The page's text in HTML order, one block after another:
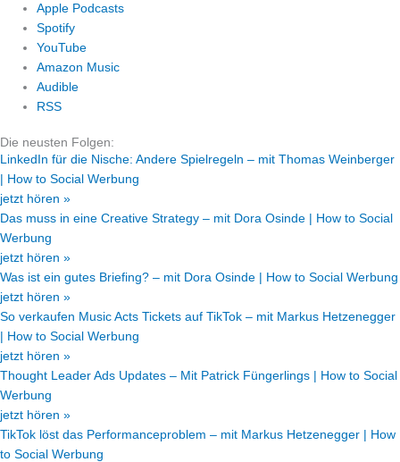
Apple Podcasts
Spotify
YouTube
Amazon Music
Audible
RSS
Die neusten Folgen:
LinkedIn für die Nische: Andere Spielregeln – mit Thomas Weinberger
| How to Social Werbung
jetzt hören »
Das muss in eine Creative Strategy – mit Dora Osinde | How to Social
Werbung
jetzt hören »
Was ist ein gutes Briefing? – mit Dora Osinde | How to Social Werbung
jetzt hören »
So verkaufen Music Acts Tickets auf TikTok – mit Markus Hetzenegger
| How to Social Werbung
jetzt hören »
Thought Leader Ads Updates – Mit Patrick Füngerlings | How to Social
Werbung
jetzt hören »
TikTok löst das Performanceproblem – mit Markus Hetzenegger | How
to Social Werbung